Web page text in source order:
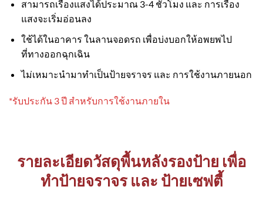
สามารถเรืองแสงได้ประมาณ 3-4 ชั่วโมง และ การเรือง
แสงจะเริ่มอ่อนลง
ใช้ได้ในอาคาร ในลานจอดรถ เพื่อบ่งบอกให้อพยพไป
ที่ทางออกฉุกเฉิน
ไม่เหมาะนำมาทำเป็นป้ายจราจร และ การใช้งานภายนอก
*รับประกัน 3 ปี สำหรับการใช้งานภายใน
รายละเอียดวัสดุพื้นหลังรองป้าย เพื่อ
ทำป้ายจราจร และ ป้ายเซฟตี้